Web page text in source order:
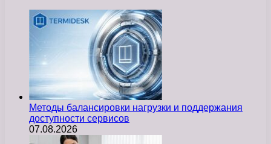
Методы балансировки нагрузки и поддержания
доступности сервисов
07.08.2026